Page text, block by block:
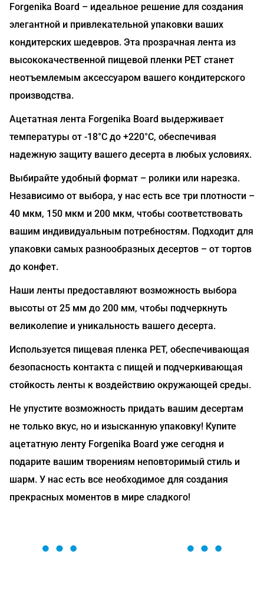
Forgenika Board – идеальное решение для создания
элегантной и привлекательной упаковки ваших
кондитерских шедевров. Эта прозрачная лента из
высококачественной пищевой пленки РЕТ станет
неотъемлемым аксессуаром вашего кондитерского
производства.
Ацетатная лента Forgenika Board выдерживает
температуры от -18°C до +220°C, обеспечивая
надежную защиту вашего десерта в любых условиях.
Выбирайте удобный формат – ролики или нарезка.
Независимо от выбора, у нас есть все три плотности –
40 мкм, 150 мкм и 200 мкм, чтобы соответствовать
вашим индивидуальным потребностям. Подходит для
упаковки самых разнообразных десертов – от тортов
до конфет.
Наши ленты предоставляют возможность выбора
высоты от 25 мм до 200 мм, чтобы подчеркнуть
великолепие и уникальность вашего десерта.
Используется пищевая пленка РЕТ, обеспечивающая
безопасность контакта с пищей и подчеркивающая
стойкость ленты к воздействию окружающей среды.
Не упустите возможность придать вашим десертам
не только вкус, но и изысканную упаковку! Купите
ацетатную ленту Forgenika Board уже сегодня и
подарите вашим творениям неповторимый стиль и
шарм. У нас есть все необходимое для создания
прекрасных моментов в мире сладкого!